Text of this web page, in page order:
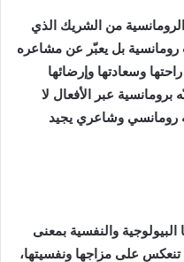
من الشريك الذي
رومانسية بل يعبّر عن مشاعره
وسعادتها وإرضائها
برومانسية عبر الأفعال لا
رومانسي وشاعري يجيد
البيولوجية والنفسية بمعنى
تنعكس على مزاجها ونفسيتها،